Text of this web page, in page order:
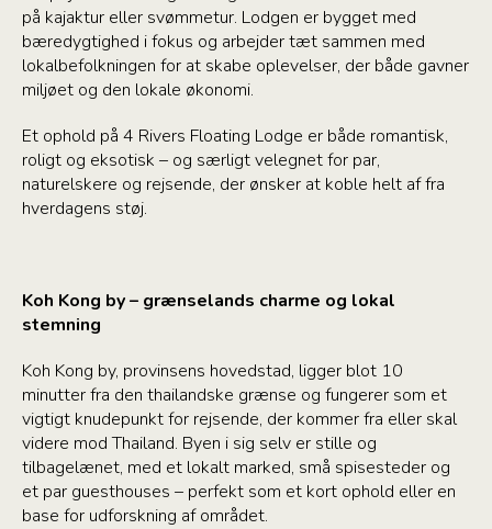
på kajaktur eller svømmetur. Lodgen er bygget med
bæredygtighed i fokus og arbejder tæt sammen med
lokalbefolkningen for at skabe oplevelser, der både gavner
miljøet og den lokale økonomi.
Et ophold på 4 Rivers Floating Lodge er både romantisk,
roligt og eksotisk – og særligt velegnet for par,
naturelskere og rejsende, der ønsker at koble helt af fra
hverdagens støj.
Koh Kong by – grænselands charme og lokal
stemning
Koh Kong by, provinsens hovedstad, ligger blot 10
minutter fra den thailandske grænse og fungerer som et
vigtigt knudepunkt for rejsende, der kommer fra eller skal
videre mod Thailand. Byen i sig selv er stille og
tilbagelænet, med et lokalt marked, små spisesteder og
et par guesthouses – perfekt som et kort ophold eller en
base for udforskning af området.